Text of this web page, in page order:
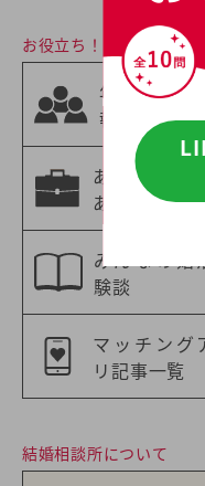
お役立ち！婚活情報
年齢別の婚
報
あなたの職業
あった婚活
みんなの婚
験談
マッチング
リ記事一覧
結婚相談所について